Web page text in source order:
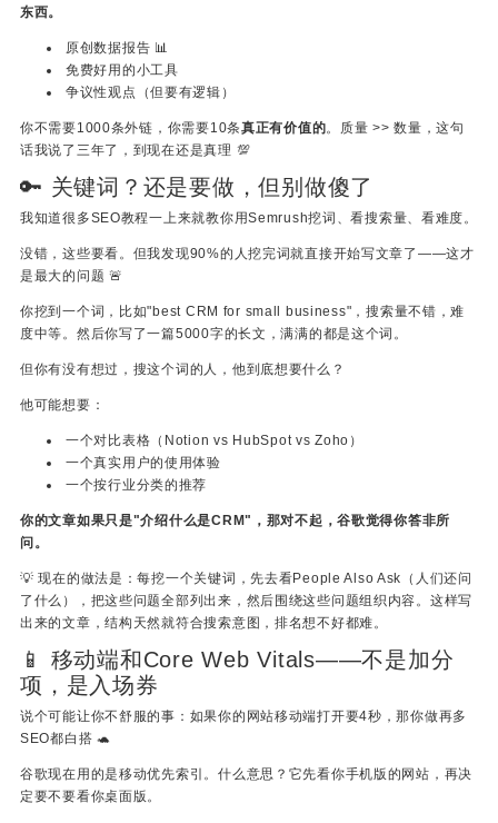
东西。
原创数据报告 📊
免费好用的小工具
争议性观点（但要有逻辑）
你不需要1000条外链，你需要10条真正有价值的。质量 >> 数量，这句
话我说了三年了，到现在还是真理 💯
🔑 关键词？还是要做，但别做傻了
我知道很多SEO教程一上来就教你用Semrush挖词、看搜索量、看难度。
没错，这些要看。但我发现90%的人挖完词就直接开始写文章了——这才
是最大的问题 🚨
你挖到一个词，比如"best CRM for small business"，搜索量不错，难
度中等。然后你写了一篇5000字的长文，满满的都是这个词。
但你有没有想过，搜这个词的人，他到底想要什么？
他可能想要：
一个对比表格（Notion vs HubSpot vs Zoho）
一个真实用户的使用体验
一个按行业分类的推荐
你的文章如果只是"介绍什么是CRM"，那对不起，谷歌觉得你答非所
问。
💡 现在的做法是：每挖一个关键词，先去看People Also Ask（人们还问
了什么），把这些问题全部列出来，然后围绕这些问题组织内容。这样写
出来的文章，结构天然就符合搜索意图，排名想不好都难。
📱 移动端和Core Web Vitals——不是加分
项，是入场券
说个可能让你不舒服的事：如果你的网站移动端打开要4秒，那你做再多
SEO都白搭 🐢
谷歌现在用的是移动优先索引。什么意思？它先看你手机版的网站，再决
定要不要看你桌面版。